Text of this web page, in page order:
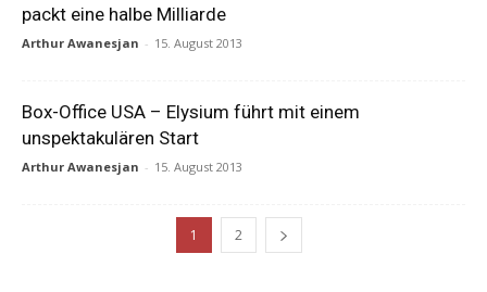
packt eine halbe Milliarde
Arthur Awanesjan - 15. August 2013
Box-Office USA – Elysium führt mit einem
unspektakulären Start
Arthur Awanesjan - 15. August 2013
1 2